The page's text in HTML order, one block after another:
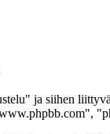
ja siihen